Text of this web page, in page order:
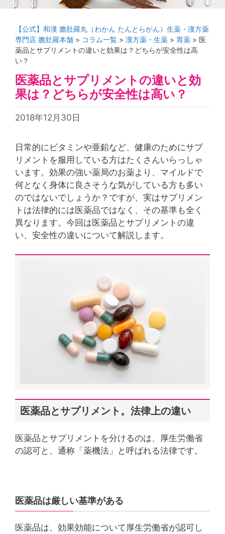
【公式】和漢 膽肚羅丸（わかん たんとらがん）生薬・漢方薬
専門店 膽肚羅本舗 > コラム一覧 > 漢方薬・生薬 > 胃薬 > 医
薬品とサプリメントの違いと効果は？どちらが安全性は高
い？
医薬品とサプリメントの違いと効
果は？どちらが安全性は高い？
2018年12月30日
日常的にビタミンや亜鉛など、健康のためにサプ
リメントを服用している方はたくさんいらっしゃ
います。効果の強い薬局のお薬より、マイルドで
何となく身体に良さそうな気がしている方も多い
のではないでしょうか？ですが、実はサプリメン
トは法律的には医薬品ではなく、その基準も全く
異なります。今回は医薬品とサプリメントの違
い、安全性の違いについて解説します。
医薬品とサプリメント。法律上の違い
医薬品とサプリメントを分けるのは、厚生労働省
の認可と、通称「薬機法」と呼ばれる法律です。
医薬品は厳しい基準がある
医薬品は、効果効能について厚生労働省が認可し